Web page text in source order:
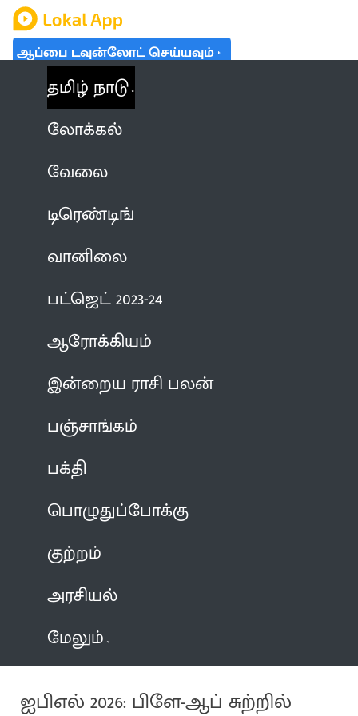
ஆப்பை டவுன்லோட் செய்யவும்
தமிழ் நாடு
லோக்கல்
வேலை
டிரெண்டிங்
வானிலை
பட்ஜெட் 2023-24
ஆரோக்கியம்
இன்றைய ராசி பலன்
பஞ்சாங்கம்
பக்தி
பொழுதுப்போக்கு
குற்றம்
அரசியல்
மேலும்
ஐபிஎல் 2026: பிளே-ஆப் சுற்றில்